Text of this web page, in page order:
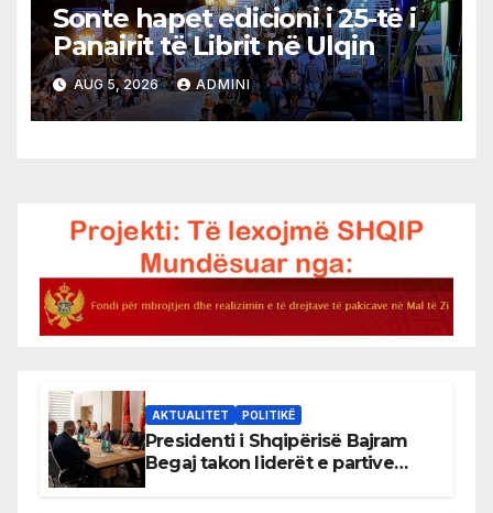
Sonte hapet edicioni i 25-të i
Panairit të Librit në Ulqin
AUG 5, 2026 ADMINI
AKTUALITET POLITIKË
Presidenti i Shqipërisë Bajram
Begaj takon liderët e partive